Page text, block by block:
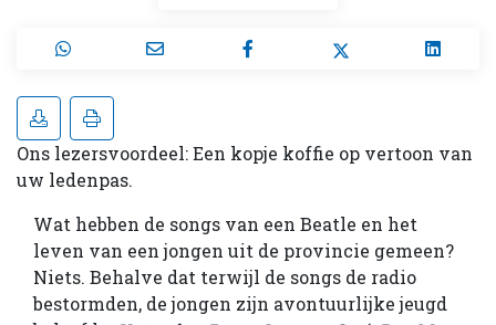
Ons lezersvoordeel: Een kopje koffie op vertoon van
uw ledenpas.
Wat hebben de songs van een Beatle en het
leven van een jongen uit de provincie gemeen?
Niets. Behalve dat terwijl de songs de radio
bestormden, de jongen zijn avontuurlijke jeugd